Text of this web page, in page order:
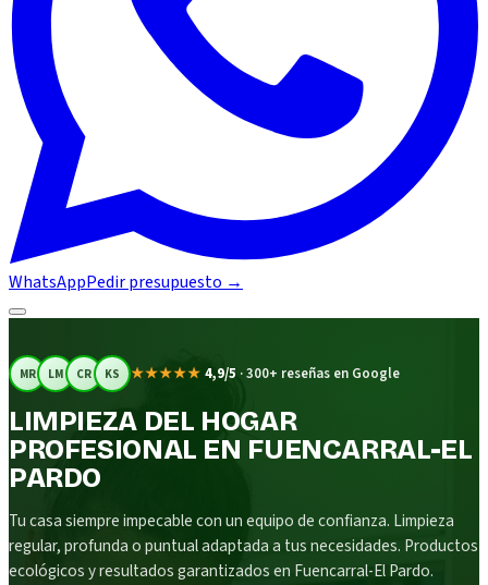
WhatsAppPedir presupuesto →
MR LM CR KS ★★★★★ 4,9/5 ·300+ reseñas en Google
LIMPIEZA DEL HOGAR
PROFESIONAL EN FUENCARRAL-EL
PARDO
Tu casa siempre impecable con un equipo de confianza. Limpieza
regular, profunda o puntual adaptada a tus necesidades. Productos
ecológicos y resultados garantizados en Fuencarral-El Pardo.